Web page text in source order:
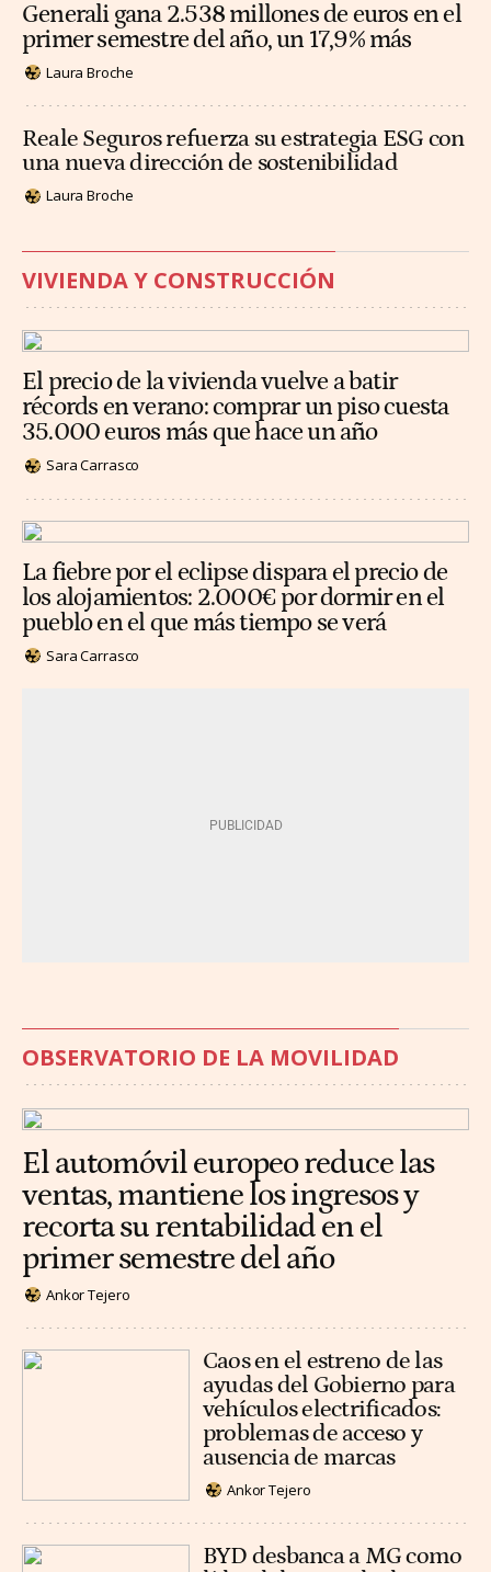
Generali gana 2.538 millones de euros en el
primer semestre del año, un 17,9% más
Laura Broche
Reale Seguros refuerza su estrategia ESG con
una nueva dirección de sostenibilidad
Laura Broche
VIVIENDA Y CONSTRUCCIÓN
El precio de la vivienda vuelve a batir
récords en verano: comprar un piso cuesta
35.000 euros más que hace un año
Sara Carrasco
La fiebre por el eclipse dispara el precio de
los alojamientos: 2.000€ por dormir en el
pueblo en el que más tiempo se verá
Sara Carrasco
OBSERVATORIO DE LA MOVILIDAD
El automóvil europeo reduce las
ventas, mantiene los ingresos y
recorta su rentabilidad en el
primer semestre del año
Ankor Tejero
Caos en el estreno de las
ayudas del Gobierno para
vehículos electrificados:
problemas de acceso y
ausencia de marcas
Ankor Tejero
BYD desbanca a MG como